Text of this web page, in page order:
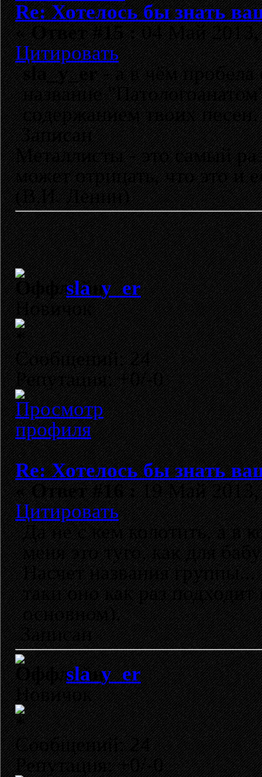
Re: Хотелось бы знать
«Ответ #15 :04 Май 2013,
Цитировать
sla_y_er- а в чём пробела
название
содержанием твоих песен.
Записан
Металлисты - это самый
может отрицать, что это и
(В.И. Ленин)
sla_y_er
Новичок
Сообщений: 24
Репутация: +0/-0
Re: Хотелось бы знать
«Ответ #16 :19 Май 2013,
Цитировать
Да не с кем колотить, а в
меня это туго, как для
Насчет названия
таки оно как раз
основном).
Записан
sla_y_er
Новичок
Сообщений: 24
Репутация: +0/-0